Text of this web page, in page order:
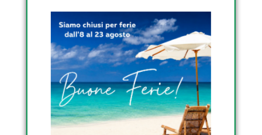
RIGHETTO
Condividi